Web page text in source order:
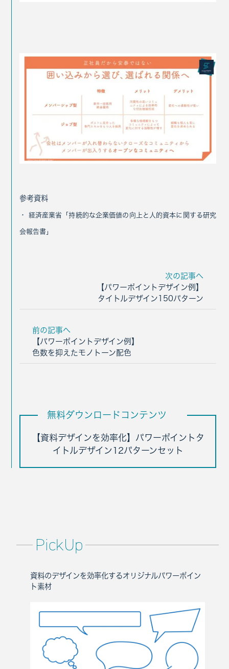
参考資料
・ 経済産業省「持続的な企業価値の向上と人的資本に関する研究
会報告書」
次の記事へ
【パワーポイントデザイン例】
タイトルデザイン150パターン
前の記事へ
【パワーポイントデザイン例】
色数を抑えたモノトーン配色
無料ダウンロードコンテンツ
【資料デザインを効率化】パワーポイントタ
イトルデザイン12パターンセット
PickUp
資料のデザインを効率化するオリジナルパワーポイン
ト素材